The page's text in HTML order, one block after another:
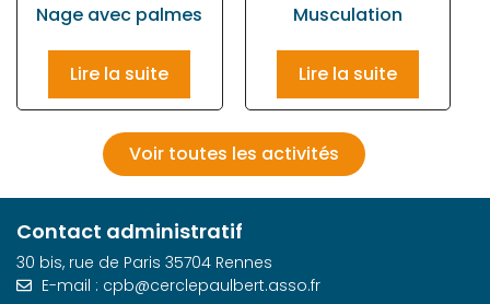
Nage avec palmes
Lire la suite
Musculation
Lire la suite
Voir toutes les activités
Contact administratif
30 bis, rue de Paris 35704 Rennes
E-mail : cpb@cerclepaulbert.asso.fr